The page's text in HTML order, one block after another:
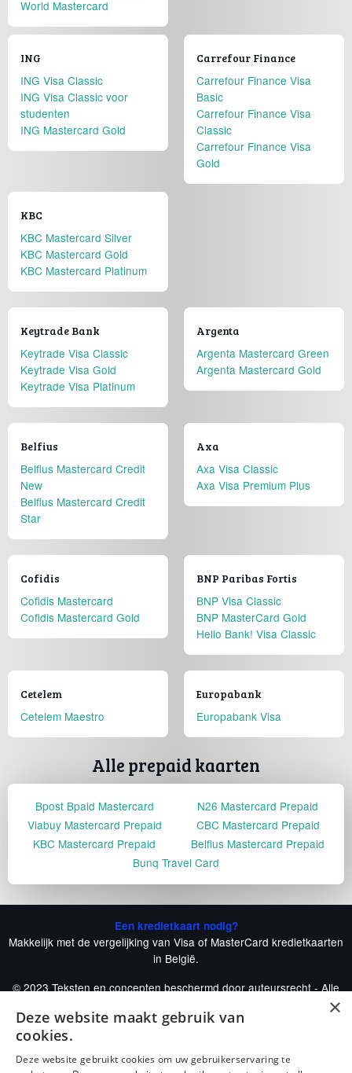
World Mastercard
ING
ING Visa Classic
ING Visa Classic voor
studenten
ING Mastercard Gold
Carrefour Finance
Carrefour Finance Visa
Basic
Carrefour Finance Visa
Classic
Carrefour Finance Visa
Gold
KBC
KBC Mastercard Silver
KBC Mastercard Gold
KBC Mastercard Platinum
Keytrade Bank
Keytrade Visa Classic
Keytrade Visa Gold
Keytrade Visa Platinum
Argenta
Argenta Mastercard Green
Argenta Mastercard Gold
Belfius
Belfius Mastercard Credit
New
Belfius Mastercard Credit
Star
Axa
Axa Visa Classic
Axa Visa Premium Plus
Cofidis
Cofidis Mastercard
Cofidis Mastercard Gold
BNP Paribas Fortis
BNP Visa Classic
BNP MasterCard Gold
Hello Bank! Visa Classic
Cetelem
Cetelem Maestro
Europabank
Europabank Visa
Alle prepaid kaarten
Bpost Bpaid Mastercard
N26 Mastercard Prepaid
Viabuy Mastercard Prepaid
CBC Mastercard Prepaid
KBC Mastercard Prepaid
Belfius Mastercard Prepaid
Bunq Travel Card
Een kredietkaart nodig?
Makkelijk met de vergelijking van Visa of MasterCard kredietkaarten
in België.
© 2023 Teksten en concepten beschermd door auteursrecht - Alle
De-voordeligste-kredietkaart.be is een onafhankelijke publicatie.
×
Deze website maakt gebruik van
cookies.
Deze website gebruikt cookies om uw gebruikerservaring te